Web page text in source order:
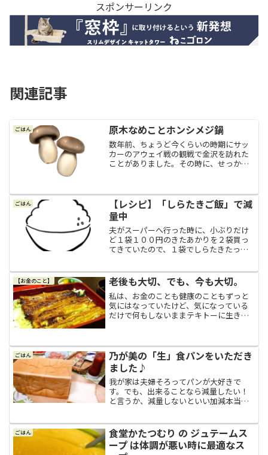
スポンサーリンク
関連記事
ごはん 原木なめことホンシメジ鍋
数年前、ちょうど今くらいの時期にサッ
カーのアウェイ戦の観戦で金沢を訪れた
ことがありました。その時に、せっかく
禁された時だったので、市場のお店はど
こもかしこも海の幸や蟹だ...
ごはん
【レシピ】「しらたきご飯」で減
量中
夫がスーパーへ行った時に、小ぶりだけ
ど１袋１００円のきたあかりを２袋買っ
てきていたので、１袋でしらたきたっぷ
私は肉じゃがのしらたきが大好きなので
す。蒟蒻の栄養や効果を調...
【お金のこと】 老後も大切、でも、今も大切。
私は、お金のことも健康のこともずっと
気にはなっていたけど、気になっている
だけで何もしないままテキトーに生きて
き（＾＾；このままじゃ色々とマズイこ
とになりそうだと気付き（...
ごはん
乃が美の「生」食パンをいただき
ました♪
我が家は夫婦そろってパンが大好きで
す。でも、出来ることなら減量したい！
と言うか、減量しないといい加減本当に
食事を心がけておりまして（＾＾；大好
きなパンは休日だけ食べてい...
ごはん
食堂かたつむり の ジュテームス
ープ は体調が悪い時に最適なス